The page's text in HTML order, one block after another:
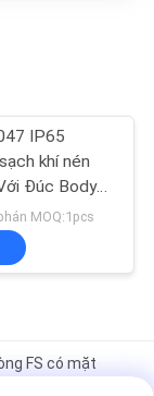
IP65
khí nén
Đúc Body
MOQ:1pcs
FS có mặt